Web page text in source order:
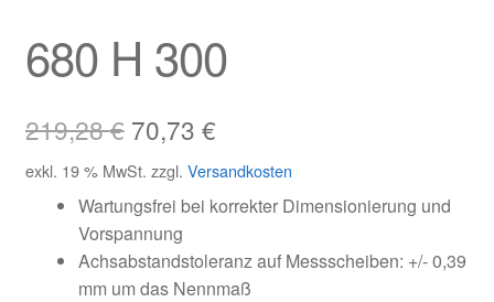
Kasse
Kontakt
Kundeninformationen
Mein Konto
680 H 300
219,28€ Ursprünglicher
Preis
war:
219,28 €
70,73 €Aktueller
Preis
ist:
70,73 €.
exkl. 19 % MwSt. zzgl. Versandkosten
Wartungsfrei bei korrekter Dimensionierung und
Vorspannung
Achsabstandstoleranz auf Messscheiben: +/- 0,39
mm um das Nennmaß